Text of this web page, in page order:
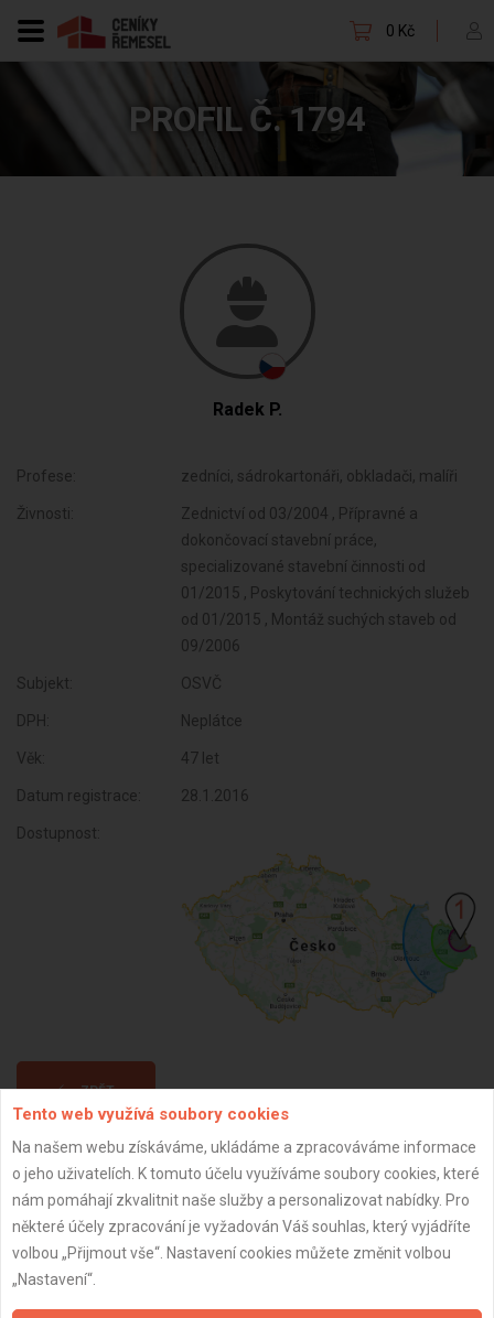
0 Kč
PROFIL Č. 1794
Radek P.
Profese: zedníci, sádrokartonáři, obkladači, malíři
Živnosti:
Zednictví od 03/2004 , Přípravné a
dokončovací stavební práce,
specializované stavební činnosti od
01/2015 , Poskytování technických služeb
od 01/2015 , Montáž suchých staveb od
09/2006
Subjekt: OSVČ
DPH: Neplátce
Věk: 47 let
Datum registrace: 28.1.2016
Dostupnost:
ZPĚT
Aktualizováno z portálu ARES dne 31.12.2024 10:15:08
Tento web využívá soubory cookies
Na našem webu získáváme, ukládáme a zpracováváme informace
o jeho uživatelích. K tomuto účelu využíváme soubory cookies, které
nám pomáhají zkvalitnit naše služby a personalizovat nabídky. Pro
některé účely zpracování je vyžadován Váš souhlas, který vyjádříte
volbou „Přijmout vše“. Nastavení cookies můžete změnit volbou
„Nastavení“.